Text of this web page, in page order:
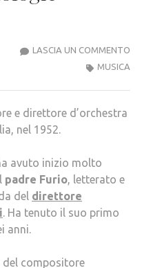
LASCIA UN COMMENTO
MUSICA
e direttore d’orchestra
nel 1952.
avuto inizio molto
padre Furio, letterato e
del direttore
. Ha tenuto il suo primo
anni.
del compositore